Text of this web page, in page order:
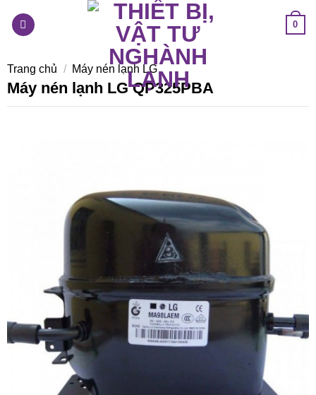
0
Trang chủ / Máy nén lạnh LG
Máy nén lạnh LG QP325PBA